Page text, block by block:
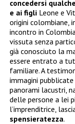
concedersi
e ai figli Leone e
origini colombiane,
incontro in
vissuta senza
già conosciuto la
essere entrato a
familiare. A
immagini
panorami lacustri,
delle persone a lei
l’imprenditrice,
spensieratezza.